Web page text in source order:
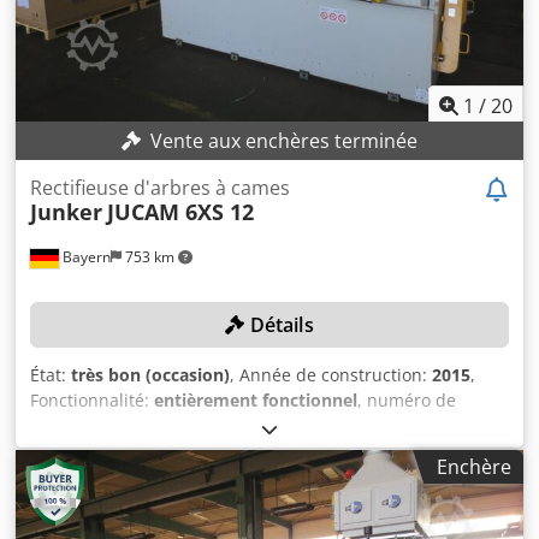
1 /20
Vente aux enchères terminée
Bayern 753 km
Rectifieuse d'arbres à cames
Junker JUCAM 6XS 12
Détails
État: très bon (occasion), Année de construction: 2015,
Fonctionnalité: entièrement fonctionnel, numéro de
, diamètre de la meule:
longueur de rectification:100 mm, largeur au centre:100
mm, vitesse de broche de rectification:18 000 tr/min,
vitesse de broche (max.): 250 tr/min, DÉTAILS TECHNIQUES
Poupée de meulage Alimentation : axes X1 (contrôlés CNC)
Enchère